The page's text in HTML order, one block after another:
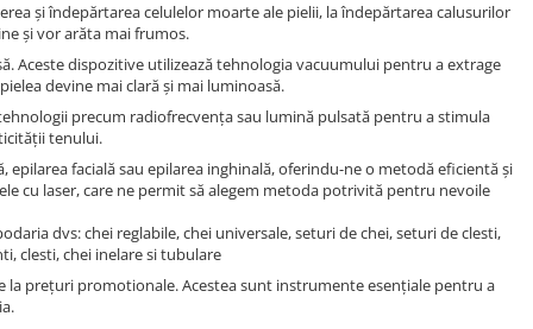
și îndepărtarea celulelor moarte ale pielii, la îndepărtarea calusurilor
și vor arăta mai frumos.
Aceste dispozitive utilizează tehnologia vacuumului pentru a extrage
devine mai clară și mai luminoasă.
precum radiofrecvența sau lumină pulsată pentru a stimula
tenului.
facială sau epilarea inghinală, oferindu-ne o metodă eficientă și
cu laser, care ne permit să alegem metoda potrivită pentru nevoile
dvs: chei reglabile, chei universale, seturi de chei, seturi de clesti,
clesti, chei inelare si tubulare
la prețuri promotionale. Acestea sunt instrumente esențiale pentru a